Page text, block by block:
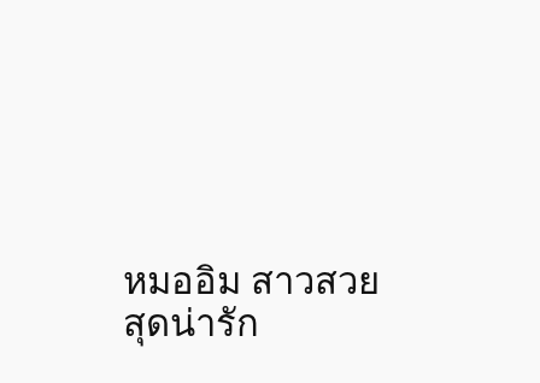
หมออิม สาวสวย
สุดน่ารัก